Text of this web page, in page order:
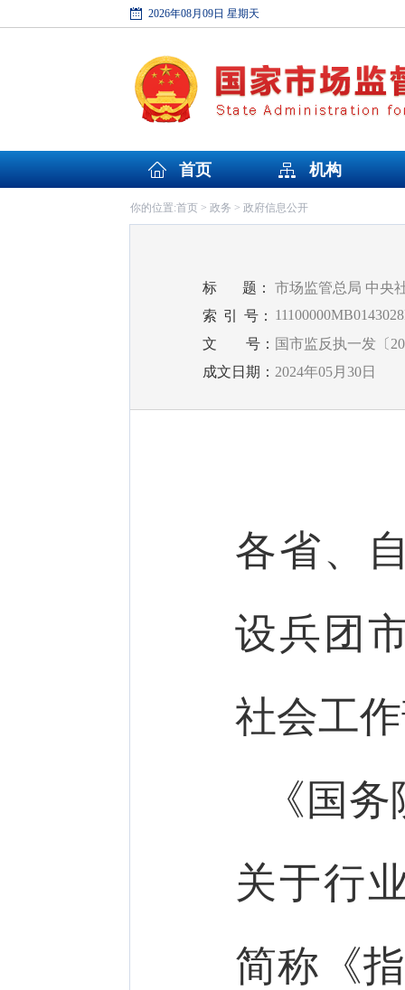
2026年08月09日 星期天
首页 机构
你的位置:首页> 政务 > 政府信息公开
标 题：
市场监管总局 中央
索 引 号：
文
号： 国市监反执一发〔
成文日期： 2024年05月30日
各省、
设兵团
社会工
《国
关于行
简称《